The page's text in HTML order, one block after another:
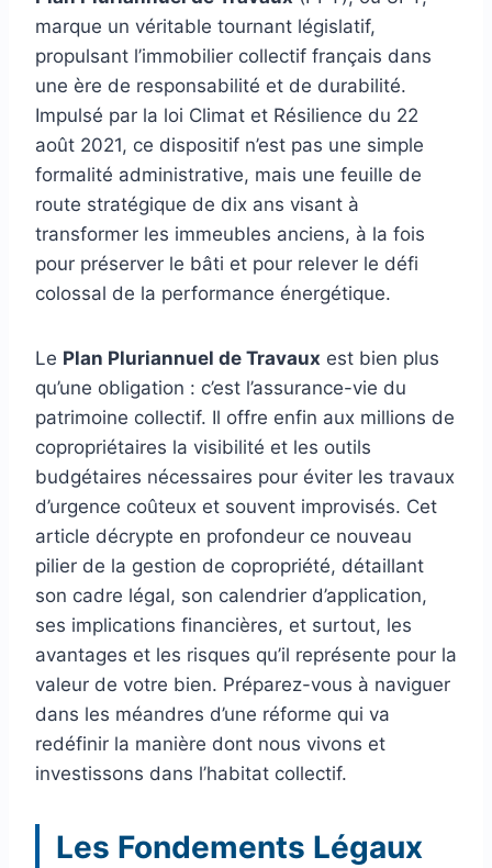
marque un véritable tournant législatif,
propulsant l’immobilier collectif français dans
une ère de responsabilité et de durabilité.
Impulsé par la loi Climat et Résilience du 22
août 2021, ce dispositif n’est pas une simple
formalité administrative, mais une feuille de
route stratégique de dix ans visant à
transformer les immeubles anciens, à la fois
pour préserver le bâti et pour relever le défi
colossal de la performance énergétique.
Le Plan Pluriannuel de Travaux est bien plus
qu’une obligation : c’est l’assurance-vie du
patrimoine collectif. Il offre enfin aux millions de
copropriétaires la visibilité et les outils
budgétaires nécessaires pour éviter les travaux
d’urgence coûteux et souvent improvisés. Cet
article décrypte en profondeur ce nouveau
pilier de la gestion de copropriété, détaillant
son cadre légal, son calendrier d’application,
ses implications financières, et surtout, les
avantages et les risques qu’il représente pour la
valeur de votre bien. Préparez-vous à naviguer
dans les méandres d’une réforme qui va
redéfinir la manière dont nous vivons et
investissons dans l’habitat collectif.
Les Fondements Légaux